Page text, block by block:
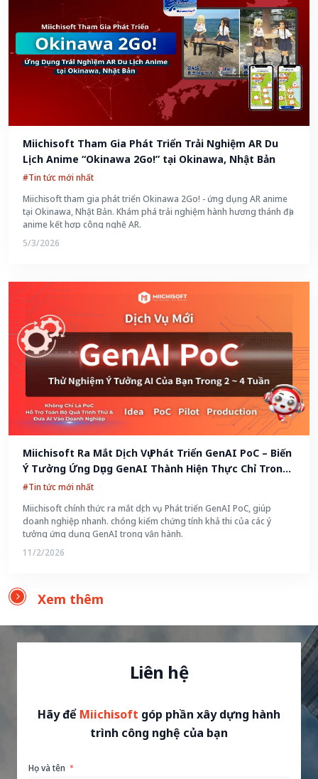
Miichisoft Tham Gia Phát Triển Trải Nghiệm AR Du
Lịch Anime “Okinawa 2Go!” tại Okinawa, Nhật Bản
#Tin tức mới nhất
Miichisoft tham gia phát triển Okinawa 2Go! - ứng dụng AR anime
tại Okinawa, Nhật Bản. Khám phá trải nghiệm hành hương thánh địa
anime kết hợp công nghệ AR.
5/3/2026
Miichisoft Ra Mắt Dịch Vụ Phát Triển GenAI PoC – Biến
Ý Tưởng Ứng Dụng GenAI Thành Hiện Thực Chỉ Trong
2-4 Tuần
#Tin tức mới nhất
Miichisoft chính thức ra mắt dịch vụ Phát triển GenAI PoC, giúp
doanh nghiệp nhanh. chóng kiểm chứng tính khả thi của các ý
tưởng ứng dụng GenAI trong vận hành.
11/2/2026
Xem thêm
Liên hệ
Hãy để Miichisoft góp phần xây dựng hành
trình công nghệ của bạn
Họ và tên